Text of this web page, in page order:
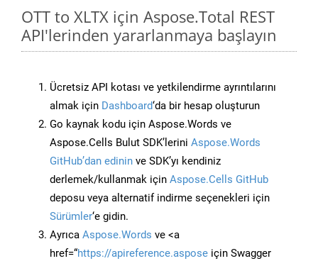
OTT to XLTX için Aspose.Total REST
API'lerinden yararlanmaya başlayın
Ücretsiz API kotası ve yetkilendirme ayrıntılarını
almak için Dashboard‘da bir hesap oluşturun
Go kaynak kodu için Aspose.Words ve
Aspose.Cells Bulut SDK’lerini Aspose.Words
GitHub’dan edinin ve SDK’yı kendiniz
derlemek/kullanmak için Aspose.Cells GitHub
deposu veya alternatif indirme seçenekleri için
Sürümler‘e gidin.
Ayrıca Aspose.Words ve <a
href=“https://apireference.aspose için Swagger